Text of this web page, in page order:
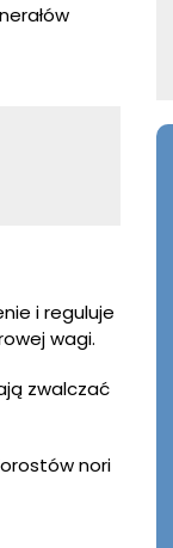
i reguluje
wagi.
zwalczać
nori